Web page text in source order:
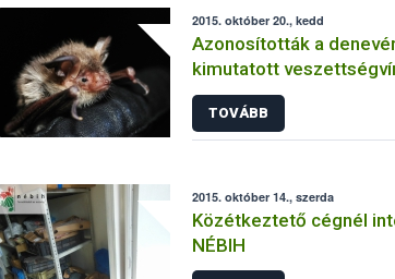
2015. október 20., kedd
Azonosították a
kimutatott
TOVÁBB
2015. október 14., szerda
Közétkeztető cégnél
NÉBIH